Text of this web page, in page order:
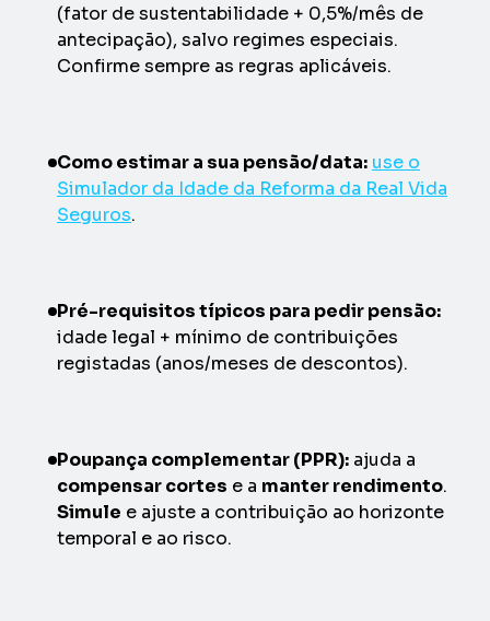
(fator de sustentabilidade + 0,5%/mês de
antecipação), salvo regimes especiais.
Confirme sempre as regras aplicáveis.
Como estimar a sua pensão/data: use o
Simulador da Idade da Reforma da Real Vida
Seguros.
Pré-requisitos típicos para pedir pensão:
idade legal + mínimo de contribuições
registadas (anos/meses de descontos).
Poupança complementar (PPR): ajuda a
compensar cortes e a manter rendimento.
Simule e ajuste a contribuição ao horizonte
temporal e ao risco.